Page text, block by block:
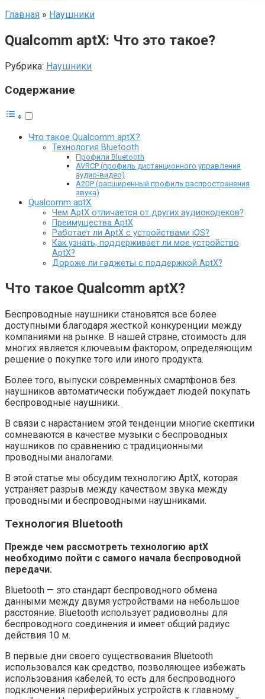
Главная » Наушники
Qualcomm aptX: Что это такое?
Рубрика: Наушники
Содержание
Что такое Qualcomm aptX?
Технология Bluetooth
Профили Bluetooth
AVRCP (профиль дистанционного управления
аудио-видео)
A2DP (расширенный профиль распространения
звука)
Qualcomm aptX
Чем AptX отличается от других аудиокодеков?
Преимущества AptX
Работает ли AptX с устройствами iOS?
Как узнать, поддерживает ли мое устройство
AptX?
Дороже ли гаджеты с поддержкой AptX?
Что такое Qualcomm aptX?
Беспроводные наушники становятся все более
доступными благодаря жесткой конкуренции между
компаниями на рынке. В нашей стране, стоимость для
многих является ключевым фактором, определяющим
решение о покупке того или иного продукта.
Более того, выпуски современных смартфонов без
наушников автоматически побуждает людей покупать
беспроводные наушники.
В связи с нарастанием этой тенденции многие скептики
сомневаются в качестве музыки с беспроводных
наушников по сравнению с традиционными
проводными аналогами.
В этой статье мы обсудим технологию AptX, которая
устраняет разрыв между качеством звука между
проводными и беспроводными наушниками.
Технология Bluetooth
Прежде чем рассмотреть технологию aptX
необходимо пойти с самого начала беспроводной
передачи.
Bluetooth — это стандарт беспроводного обмена
данными между двумя устройствами на небольшое
расстояние. Bluetooth использует радиоволны для
беспроводного соединения и имеет общий радиус
действия 10 м.
В первые дни своего существования Bluetooth
использовался как средство, позволяющее избежать
использования кабелей, то есть для беспроводного
подключения периферийных устройств к главному